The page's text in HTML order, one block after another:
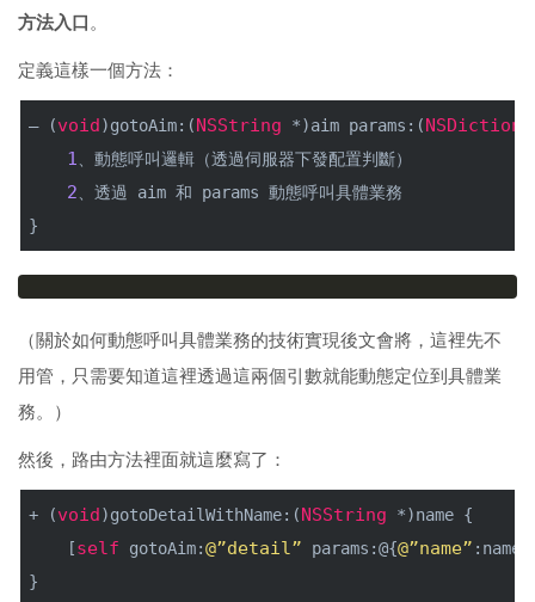
方法入口 。
定義這樣一個方法：
– (void)gotoAim:(NSString *)aim params:(
1、動態呼叫邏輯（透過伺服器下發配置判斷）
2、透過 aim 和 params 動態呼叫具體業務
}
（關於如何動態呼叫具體業務的技術實現後文會將，這裡先不
用管，只需要知道這裡透過這兩個引數就能動態定位到具體業
務。）
然後，路由方法裡面就這麼寫了：
+ (void)gotoDetailWithName:(NSString *)name {
[self gotoAim:@”detail” params:@{@”name”
}